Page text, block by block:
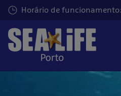
Passar
para
conteúdo
principal
Horário de